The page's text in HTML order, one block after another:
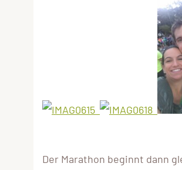
Der Marathon beginnt dann